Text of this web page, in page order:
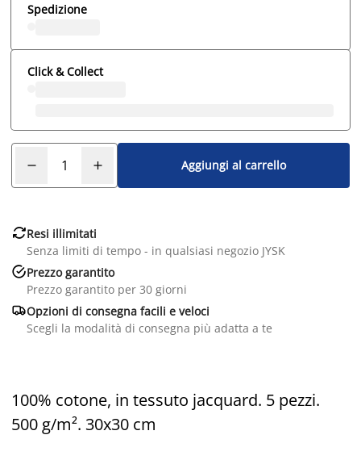
Spedizione
Click & Collect
Aggiungi al carrello
Resi illimitati
Senza limiti di tempo - in qualsiasi negozio JYSK
Prezzo garantito
Prezzo garantito per 30 giorni
Opzioni di consegna facili e veloci
Scegli la modalità di consegna più adatta a te
100% cotone, in tessuto jacquard. 5 pezzi.
500 g/m². 30x30 cm